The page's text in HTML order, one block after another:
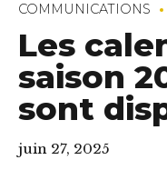
COMMUNICATIONS
Les
saison
sont
juin 27, 2025